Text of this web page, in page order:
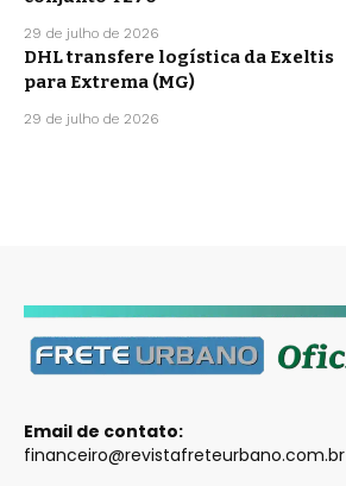
29 de julho de 2026
DHL transfere logística da Exeltis
para Extrema (MG)
29 de julho de 2026
Email de contato:
financeiro@revistafreteurbano.com.br